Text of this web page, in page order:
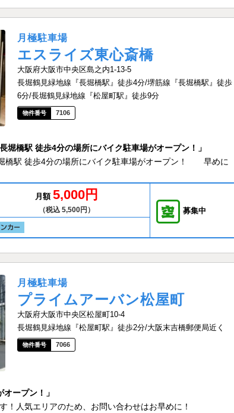
月極駐車場
エスライズ東心斎橋
大阪府大阪市中央区島之内1-13-5
長堀鶴見緑地線『長堀橋駅』徒歩4分/堺筋線『長堀橋駅』徒歩
6分/長堀鶴見緑地線『松屋町駅』徒歩9分
7106
堀橋駅 徒歩4分の場所にバイク駐車場がオープン！」
橋駅 徒歩4分の場所にバイク駐車場がオープン！ 早めに
月額 5,000円
（税込 5,500円） 募集中
月極駐車場
プライムアーバン松屋町
大阪府大阪市中央区松屋町10-4
長堀鶴見緑地線『松屋町駅』徒歩2分/大阪末吉橋郵便局近く
7066
ープン！」
！人気エリアのため、お問い合わせはお早めに！